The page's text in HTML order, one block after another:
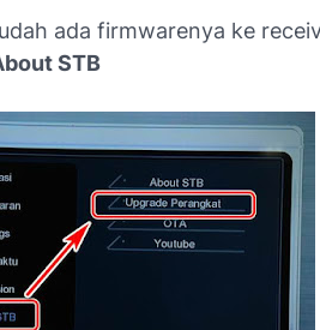
ada firmwarenya ke
STB